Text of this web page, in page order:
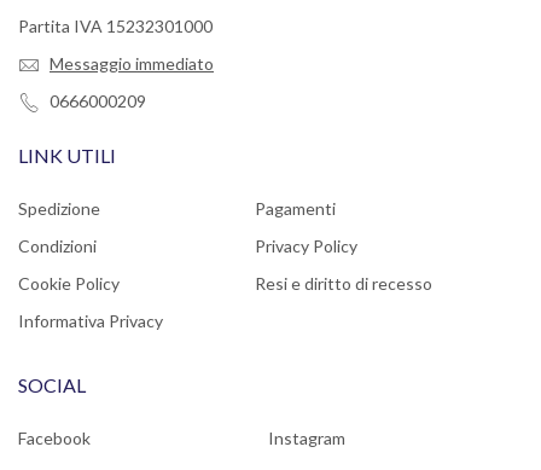
Partita IVA 15232301000
Messaggio immediato
0666000209
LINK UTILI
Spedizione
Pagamenti
Condizioni
Privacy Policy
Cookie Policy
Resi e diritto di recesso
Informativa Privacy
SOCIAL
Facebook Instagram